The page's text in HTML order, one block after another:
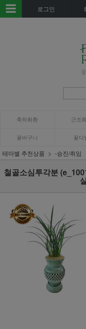
로그인
축하화환 근조
꽃바구니 꽃다
테마별 추천상품 -승진/취임
철골소심투각분